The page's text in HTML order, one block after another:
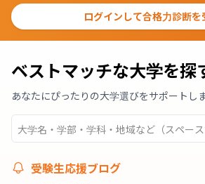
ログインして合格力診断を
ベストマッチな大学を探
あなたにぴったりの大学選びをサポートし
受験生応援ブログ